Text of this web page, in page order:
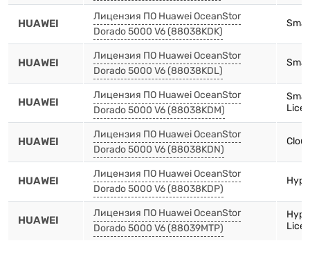
HUAWEI
Лицензия ПО Huawei OceanStor
Dorado 5000 V6 (88038KDK)
HUAWEI
Лицензия ПО Huawei OceanStor
Dorado 5000 V6 (88038KDL)
HUAWEI
Лицензия ПО Huawei OceanStor
Dorado 5000 V6 (88038KDM)
HUAWEI
Лицензия ПО Huawei OceanStor
Dorado 5000 V6 (88038KDN)
HUAWEI
Лицензия ПО Huawei OceanStor
Dorado 5000 V6 (88038KDP)
HUAWEI
Лицензия ПО Huawei OceanStor
Dorado 5000 V6 (88039MTP)